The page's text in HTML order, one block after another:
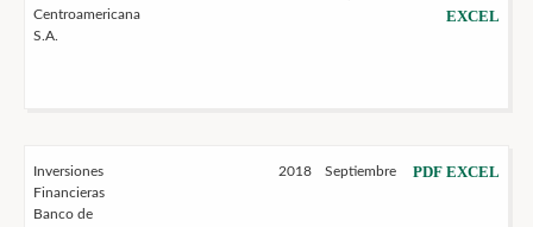
Centroamericana
S.A.
EXCEL
Inversiones
Financieras
Banco de
2018 Septiembre PDF EXCEL